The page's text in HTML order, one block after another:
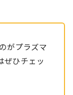
がプラズマ
ぜひチェッ